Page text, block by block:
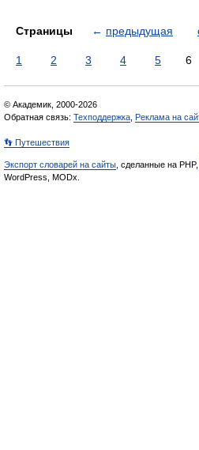
Страницы ← предыдущая
1 2 3 4 5 6
© Академик, 2000-2026
Обратная связь: Техподдержка Реклама на
👣 Путешествия
Экспорт словарей на сайты , сделанные на PHP,
WordPress, MODx.